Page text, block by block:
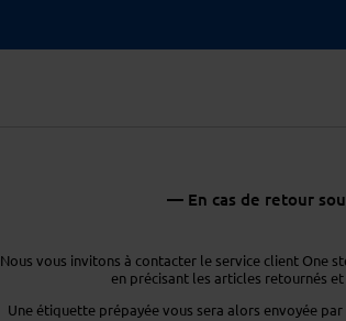
— En cas de retour
Nous vous invitons à contacter le service client One
en précisant les articles retournés
Une étiquette prépayée vous sera alors envoyée